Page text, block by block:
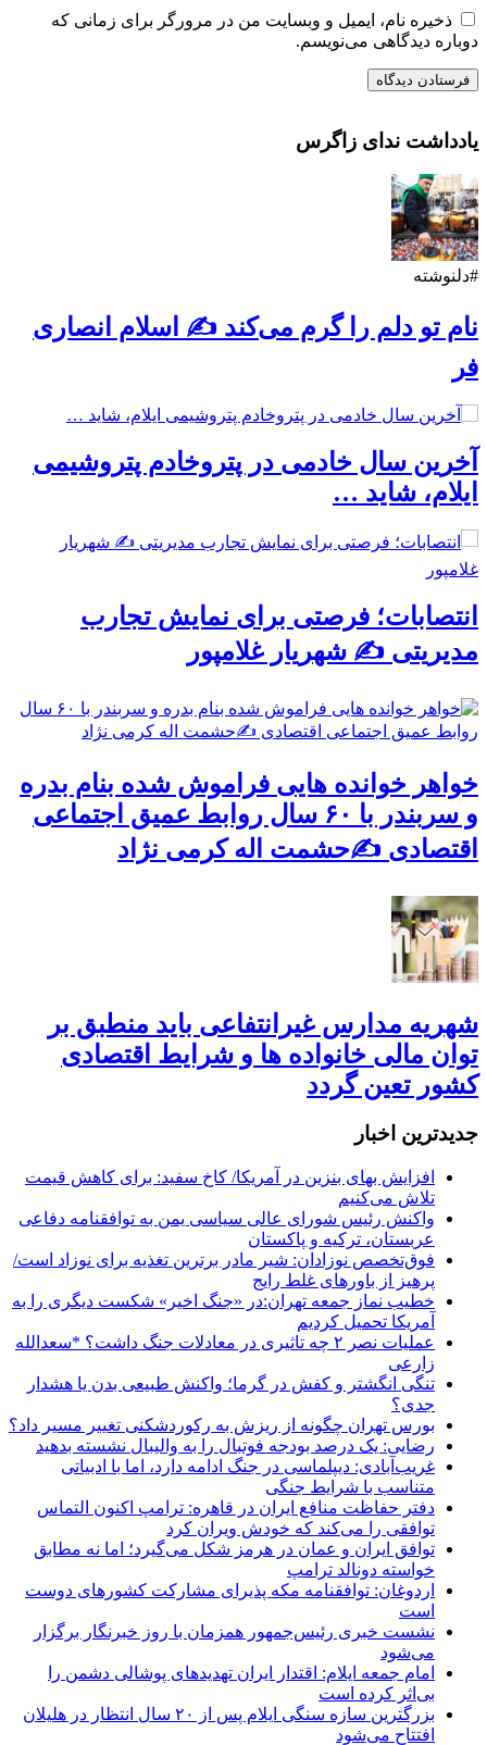
ذخیره نام، ایمیل و وبسایت من در مرورگر برای زمانی که
دوباره دیدگاهی می‌نویسم.
یادداشت ندای زاگرس
#دلنوشته
نام تو دلم را گرم می‌کند ✍️ اسلام انصاری
فر
آخرین سال خادمی در پتروخادم پتروشیمی
ایلام، شاید …
انتصابات؛ فرصتی برای نمایش تجارب
مدیریتی ✍ شهریار غلامپور
خواهر خوانده هایی فراموش شده بنام بدره
و سربندر با ۶۰ سال روابط عمیق اجتماعی
اقتصادی ✍حشمت اله کرمی نژاد
شهریه مدارس غیرانتفاعی باید منطبق بر
توان مالی خانواده ها و شرایط اقتصادی
کشور تعین گردد
جديدترين اخبار
افزایش بهای بنزین در آمریکا/ کاخ سفید: برای کاهش قیمت
تلاش می‌کنیم
واکنش رئیس شورای عالی سیاسی یمن به توافقنامه دفاعی
عربستان، ترکیه و پاکستان
فوق‌تخصص نوزادان: شیر مادر برترین تغذیه برای نوزاد است/
پرهیز از باورهای غلط رایج
خطیب نماز جمعه تهران:در «جنگ اخیر» شکست دیگری را به
آمریکا تحمیل کردیم
عملیات نصر ۲ چه تاثیری در معادلات جنگ داشت؟ *سعدالله
زارعی
تنگی انگشتر و کفش در گرما؛ واکنش طبیعی بدن یا هشدار
جدی؟
بورس تهران چگونه از ریزش به رکوردشکنی تغییر مسیر داد؟
رضایی: یک درصد بودجه فوتبال را به والیبال نشسته بدهید
غریب‌آبادی: دیپلماسی در جنگ ادامه دارد، اما با ادبیاتی
متناسب با شرایط جنگی
دفتر حفاظت منافع ایران در قاهره: ترامپ اکنون التماس
توافقی را می‌کند که خودش ویران کرد
توافق ایران و عمان در هرمز شکل می‌گیرد؛ اما نه مطابق
خواسته دونالد ترامپ
اردوغان: توافقنامه مکه پذیرای مشارکت کشورهای دوست
است
نشست خبری رئیس‌جمهور همزمان با روز خبرنگار برگزار
می‌شود
امام جمعه ایلام: اقتدار ایران تهدیدهای پوشالی دشمن را
بی‌اثر کرده است
بزرگترین سازه سنگی ایلام پس از ۲۰ سال انتظار در هلیلان
افتتاح می‌شود